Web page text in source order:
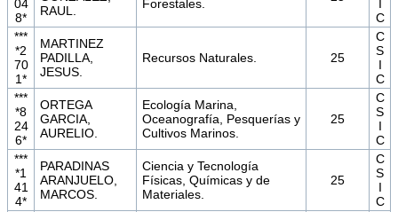
04
8*
RAUL.
Forestales.
C
***
*2
70
1*
MARTINEZ
PADILLA,
JESUS.
Recursos Naturales. 25
C
S
I
C
***
*8
24
6*
ORTEGA
GARCIA,
AURELIO.
Ecología Marina,
Oceanografía, Pesquerías y
Cultivos Marinos.
25
C
S
I
C
***
*1
41
4*
PARADINAS
ARANJUELO,
MARCOS.
Ciencia y Tecnología
Físicas, Químicas y de
Materiales.
25
C
S
I
C